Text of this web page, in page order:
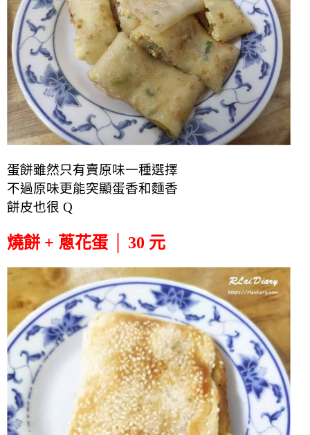
蛋餅雖然只有賣原味一種選擇
不過原味更能突顯蛋香和麵香
餅皮也很 Q
燒餅 + 蔥花蛋 │ 30 元